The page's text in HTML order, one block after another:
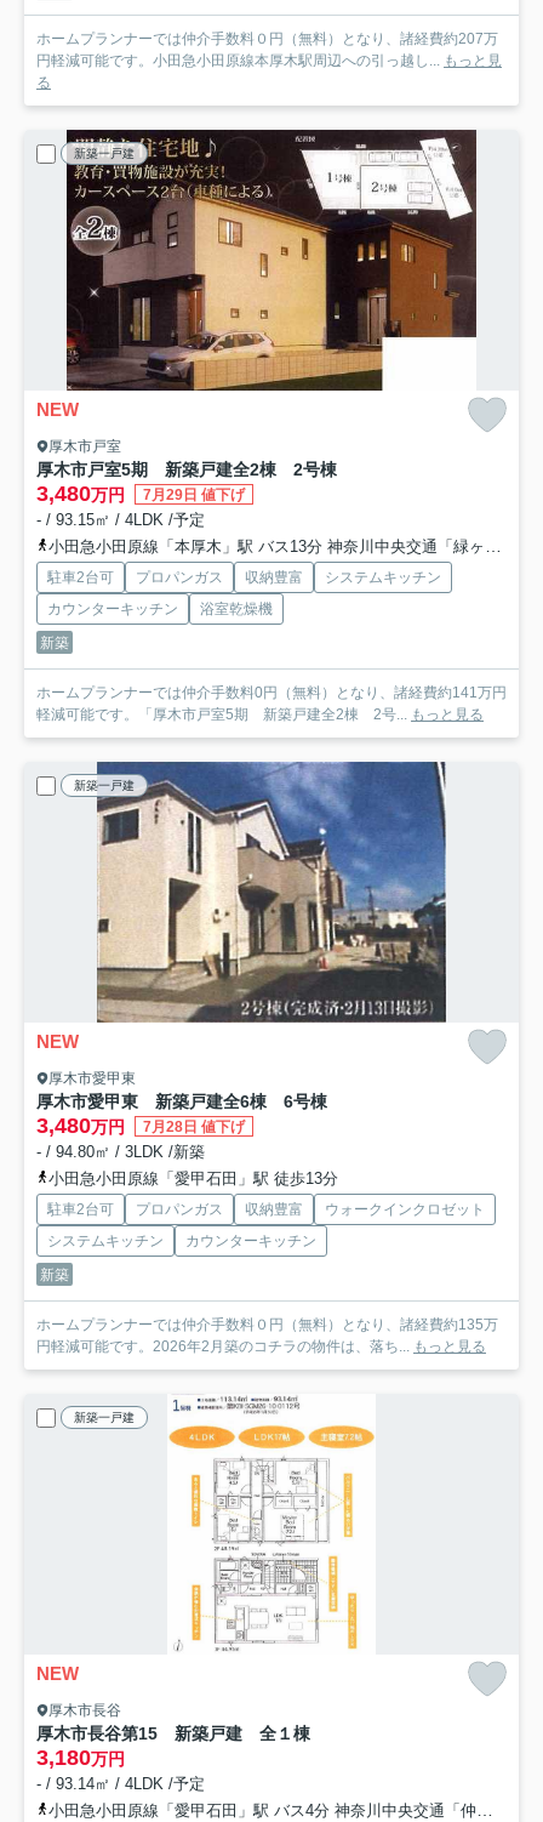
ホームプランナーでは仲介手数料０円（無料）となり、諸経費約207万
円軽減可能です。小田急小田原線本厚木駅周辺への引っ越し... もっと見
る
新築一戸建
NEW
厚木市戸室
厚木市戸室5期 新築戸建全2棟 2号棟
3,480万円 7月29日 値下げ
- / 93.15㎡ / 4LDK /予定
小田急小田原線「本厚木」駅 バス13分 神奈川中央交通「緑ヶ丘中央」 停歩8分
駐車2台可 プロパンガス 収納豊富
システムキッチン
カウンターキッチン
浴室乾燥機
新築
ホームプランナーでは仲介手数料0円（無料）となり、諸経費約141万円
軽減可能です。「厚木市戸室5期 新築戸建全2棟 2号... もっと見る
新築一戸建
NEW
厚木市愛甲東
厚木市愛甲東 新築戸建全6棟 6号棟
3,480万円 7月28日 値下げ
- / 94.80㎡ / 3LDK /新築
小田急小田原線「愛甲石田」駅 徒歩13分
駐車2台可 プロパンガス 収納豊富
ウォークインクロゼット
システムキッチン
カウンターキッチン
新築
ホームプランナーでは仲介手数料０円（無料）となり、諸経費約135万
円軽減可能です。2026年2月築のコチラの物件は、落ち... もっと見る
新築一戸建
NEW
厚木市長谷
厚木市長谷第15 新築戸建 全１棟
3,180万円
- / 93.14㎡ / 4LDK /予定
小田急小田原線「愛甲石田」駅 バス4分 神奈川中央交通「仲田」 停歩9分